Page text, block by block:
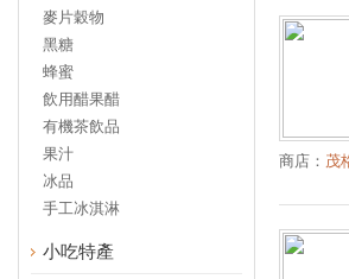
麥片穀物
黑糖
蜂蜜
飲用醋果醋
有機茶飲品
果汁
冰品
手工冰淇淋
小吃特產
商店： 茂